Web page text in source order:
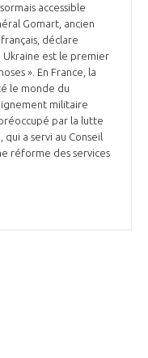
accessible
Gomart, ancien
déclare
Ukraine est le premier
». En France, la
le monde du
militaire
par la lutte
a servi au Conseil
réforme des services